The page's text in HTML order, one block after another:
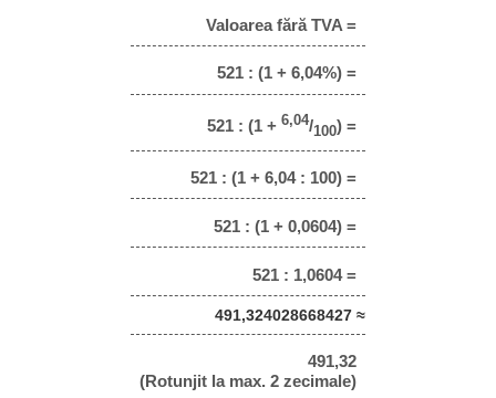
Valoarea fără TVA =
521 : (1 + 6,04%) =
521 : (1 + 6,04/100) =
521 : (1 + 6,04 : 100) =
521 : (1 + 0,0604) =
521 : 1,0604 =
491,324028668427 ≈
491,32
(Rotunjit la max. 2 zecimale)